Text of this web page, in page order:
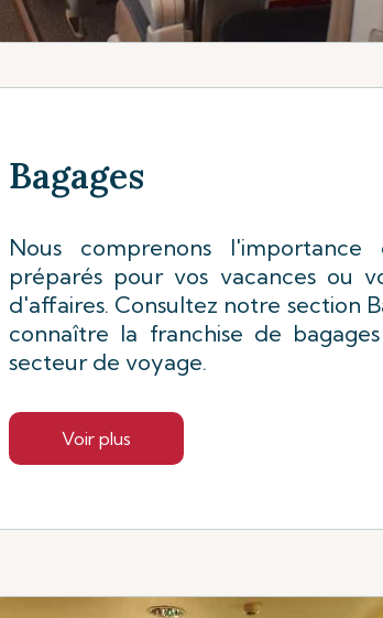
Bagages
Nous comprenons
préparés pour vos vacances ou
d'affaires. Consultez notre section
connaître la franchise de
secteur de voyage.
Voir plus